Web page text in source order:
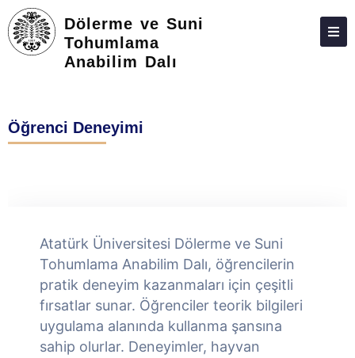
Dölerme ve Suni
Tohumlama
Anabilim Dalı
HAKKIMIZDA
LISANSÜSTÜ
İLETIŞIM
Öğrenci Deneyimi
Atatürk Üniversitesi Dölerme ve Suni
Tohumlama Anabilim Dalı, öğrencilerin
pratik deneyim kazanmaları için çeşitli
fırsatlar sunar. Öğrenciler teorik bilgileri
uygulama alanında kullanma şansına
sahip olurlar. Deneyimler, hayvan